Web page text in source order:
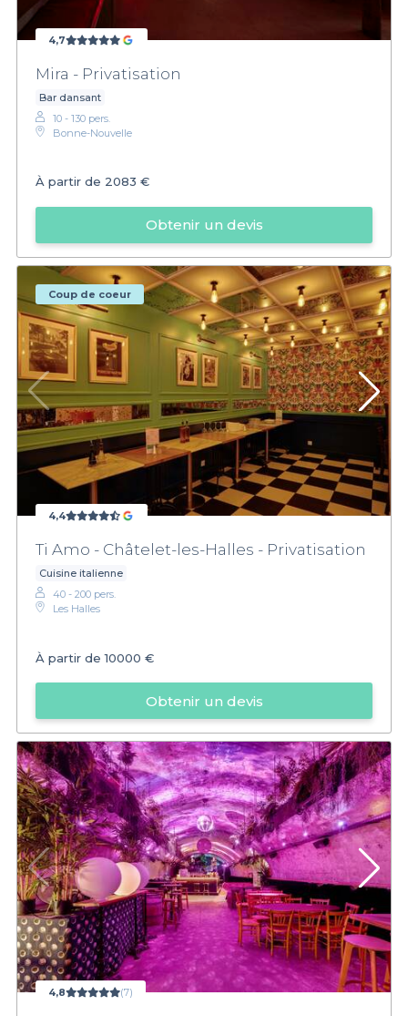
4,7
Mira - Privatisation
Bar dansant
10 - 130 pers.
Bonne-Nouvelle
À partir de 2083 €
Obtenir un devis
Coup de coeur
4,4
Ti Amo - Châtelet-les-Halles - Privatisation
Cuisine italienne
40 - 200 pers.
Les Halles
À partir de10000 €
Obtenir un devis
4,8 (7)